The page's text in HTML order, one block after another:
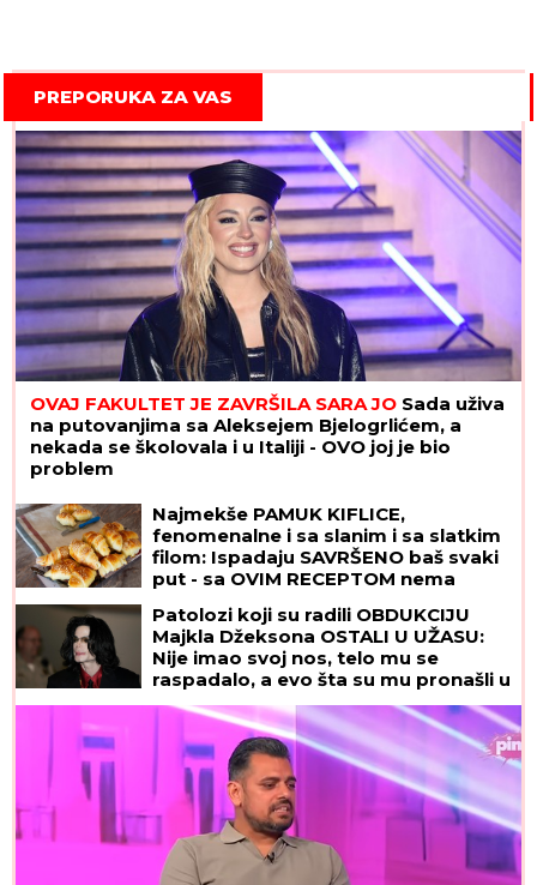
PREPORUKA ZA VAS
OVAJ FAKULTET JE ZAVRŠILA SARA JO Sada uživa
na putovanjima sa Aleksejem Bjelogrlićem, a
nekada se školovala i u Italiji - OVO joj je bio
problem
"OVO JE NENADOKNADIV GUBITAK!"
Voditelj NE VERUJE PRIZORU ispred
sebe, podelio fotografije sa lica
mesta, ljudi oko njega u panici!
(FOTO)
fenomenalne i sa slanim i sa slatkim
filom: Ispadaju SAVRŠENO baš svaki
put - sa OVIM RECEPTOM nema
greške